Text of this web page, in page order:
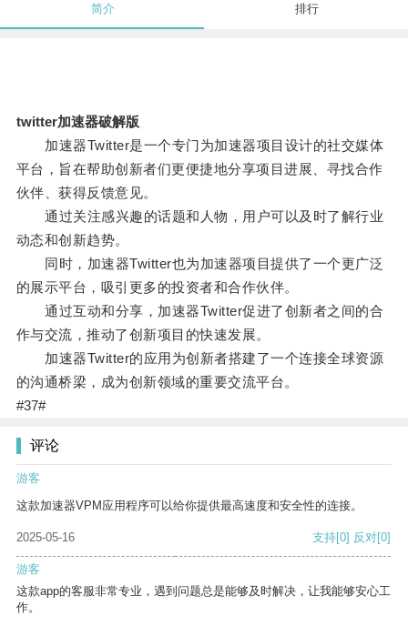
简介 排行
twitter加速器破解版
加速器Twitter是一个专门为加速器项目设计的社交媒体
平台，旨在帮助创新者们更便捷地分享项目进展、寻找合作
伙伴、获得反馈意见。
通过关注感兴趣的话题和人物，用户可以及时了解行业
动态和创新趋势。
同时，加速器Twitter也为加速器项目提供了一个更广泛
的展示平台，吸引更多的投资者和合作伙伴。
通过互动和分享，加速器Twitter促进了创新者之间的合
作与交流，推动了创新项目的快速发展。
加速器Twitter的应用为创新者搭建了一个连接全球资源
的沟通桥梁，成为创新领域的重要交流平台。
#37#
评论
游客
这款加速器VPM应用程序可以给你提供最高速度和安全性的连接。
2025-05-16 支持[0] 反对[0]
游客
这款app的客服非常专业，遇到问题总是能够及时解决，让我能够安心工
作。